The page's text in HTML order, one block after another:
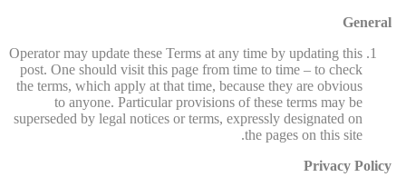
General
Operator may update these Terms at any time by updating this
post. One should visit this page from time to time – to check
the terms, which apply at that time, because they are obvious
to anyone. Particular provisions of these terms may be
superseded by legal notices or terms, expressly designated on
the pages on this site.
Privacy Policy